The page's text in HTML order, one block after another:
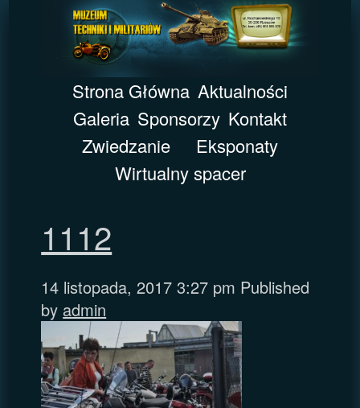
Strona Główna Aktualności
Galeria Sponsorzy Kontakt
Zwiedzanie
Eksponaty
Wirtualny spacer
1112
14 listopada, 2017 3:27 pm Published
by admin